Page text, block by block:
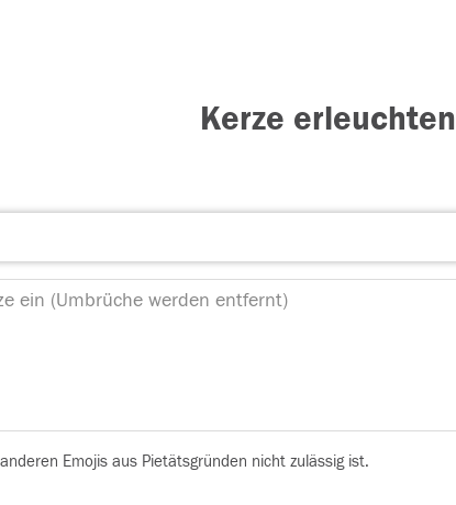
Kerze erleuchten
Emojis aus Pietätsgründen nicht zulässig ist.